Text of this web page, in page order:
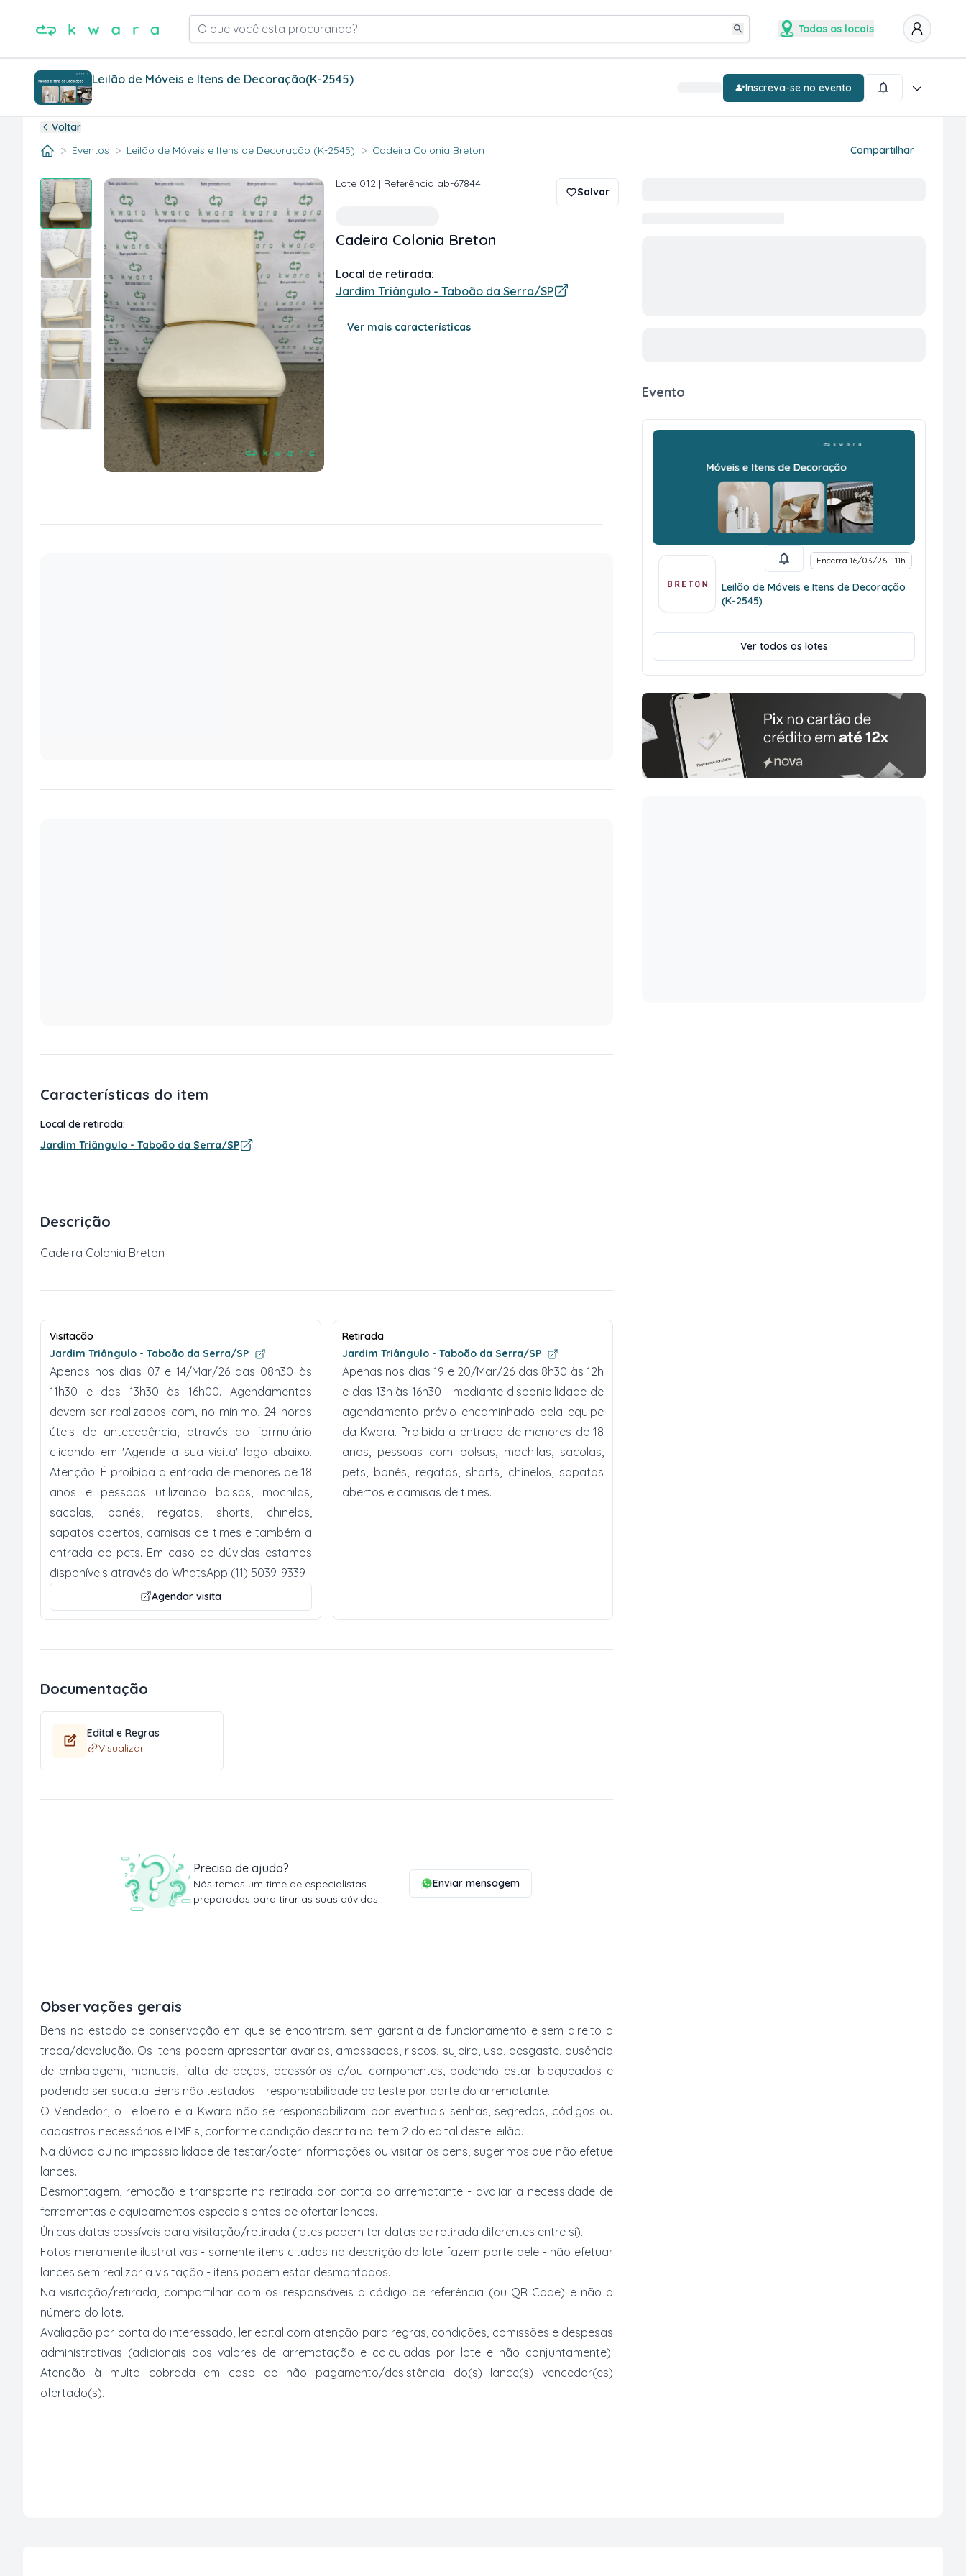
O que você esta procurando? Todos os locais
Leilão de Móveis e Itens de Decoração(K-2545)
Inscreva-se no evento
Voltar
> Eventos > Leilão de Móveis e Itens de Decoração (K-2545) > Cadeira Colonia Breton Compartilhar
Lote 012| Referência ab-67844
Salvar
Cadeira Colonia Breton
Local de retirada:
Jardim Triângulo - Taboão da Serra/SP
Ver mais características
Evento
Encerra 16/03/26 - 11h
Leilão de Móveis e Itens de Decoração
(K-2545)
Ver todos os lotes
Características do item
Local de retirada:
Jardim Triângulo - Taboão da Serra/SP
Descrição
Cadeira Colonia Breton
Visitação
Jardim Triângulo - Taboão da Serra/SP
Apenas nos dias 07 e 14/Mar/26 das 08h30 às
11h30 e das 13h30 às 16h00. Agendamentos
devem ser realizados com, no mínimo, 24 horas
úteis de antecedência, através do formulário
clicando em 'Agende a sua visita' logo abaixo.
Atenção: É proibida a entrada de menores de 18
anos e pessoas utilizando bolsas, mochilas,
sacolas, bonés, regatas, shorts, chinelos,
sapatos abertos, camisas de times e também a
entrada de pets. Em caso de dúvidas estamos
disponíveis através do WhatsApp (11) 5039-9339
Agendar visita
Retirada
Jardim Triângulo - Taboão da Serra/SP
Apenas nos dias 19 e 20/Mar/26 das 8h30 às 12h
e das 13h às 16h30 - mediante disponibilidade de
agendamento prévio encaminhado pela equipe
da Kwara. Proibida a entrada de menores de 18
anos, pessoas com bolsas, mochilas, sacolas,
pets, bonés, regatas, shorts, chinelos, sapatos
abertos e camisas de times.
Documentação
Edital e Regras
Visualizar
Precisa de ajuda?
Nós temos um time de especialistas
preparados para tirar as suas dúvidas.
Enviar mensagem
Observações gerais
Bens no estado de conservação em que se encontram, sem garantia de funcionamento e sem direito a
troca/devolução. Os itens podem apresentar avarias, amassados, riscos, sujeira, uso, desgaste, ausência
de embalagem, manuais, falta de peças, acessórios e/ou componentes, podendo estar bloqueados e
podendo ser sucata. Bens não testados – responsabilidade do teste por parte do arrematante.
O Vendedor, o Leiloeiro e a Kwara não se responsabilizam por eventuais senhas, segredos, códigos ou
cadastros necessários e IMEIs, conforme condição descrita no item 2 do edital deste leilão.
Na dúvida ou na impossibilidade de testar/obter informações ou visitar os bens, sugerimos que não efetue
lances.
Desmontagem, remoção e transporte na retirada por conta do arrematante - avaliar a necessidade de
ferramentas e equipamentos especiais antes de ofertar lances.
Únicas datas possíveis para visitação/retirada (lotes podem ter datas de retirada diferentes entre si).
Fotos meramente ilustrativas - somente itens citados na descrição do lote fazem parte dele - não efetuar
lances sem realizar a visitação - itens podem estar desmontados.
Na visitação/retirada, compartilhar com os responsáveis o código de referência (ou QR Code) e não o
número do lote.
Avaliação por conta do interessado, ler edital com atenção para regras, condições, comissões e despesas
administrativas (adicionais aos valores de arrematação e calculadas por lote e não conjuntamente)!
Atenção à multa cobrada em caso de não pagamento/desistência do(s) lance(s) vencedor(es)
ofertado(s).